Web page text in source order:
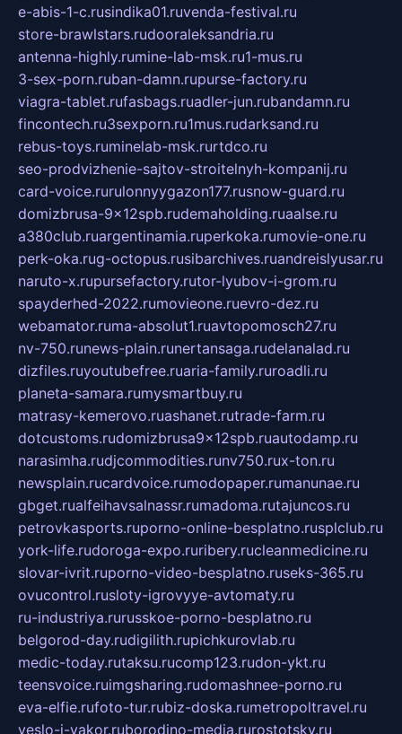
e-abis-1-c.rusindika01.ruvenda-festival.ru
store-brawlstars.rudooraleksandria.ru
antenna-highly.rumine-lab-msk.ru1-mus.ru
3-sex-porn.ruban-damn.rupurse-factory.ru
viagra-tablet.rufasbags.ruadler-jun.rubandamn.ru
fincontech.ru3sexporn.ru1mus.rudarksand.ru
rebus-toys.ruminelab-msk.rurtdco.ru
seo-prodvizhenie-sajtov-stroitelnyh-kompanij.ru
card-voice.rurulonnyygazon177.rusnow-guard.ru
domizbrusa-9x12spb.rudemaholding.ruaalse.ru
a380club.ruargentinamia.ruperkoka.rumovie-one.ru
perk-oka.rug-octopus.rusibarchives.ruandreislyusar.ru
naruto-x.rupursefactory.rutor-lyubov-i-grom.ru
spayderhed-2022.rumovieone.ruevro-dez.ru
webamator.ruma-absolut1.ruavtopomosch27.ru
nv-750.runews-plain.runertansaga.rudelanalad.ru
dizfiles.ruyoutubefree.ruaria-family.ruroadli.ru
planeta-samara.rumysmartbuy.ru
matrasy-kemerovo.ruashanet.rutrade-farm.ru
dotcustoms.rudomizbrusa9x12spb.ruautodamp.ru
narasimha.rudjcommodities.runv750.rux-ton.ru
newsplain.rucardvoice.rumodopaper.rumanunae.ru
gbget.rualfeihavsalnassr.rumadoma.rutajuncos.ru
petrovkasports.ruporno-online-besplatno.rusplclub.ru
york-life.rudoroga-expo.ruribery.rucleanmedicine.ru
slovar-ivrit.ruporno-video-besplatno.ruseks-365.ru
ovucontrol.rusloty-igrovyye-avtomaty.ru
ru-industriya.rurusskoe-porno-besplatno.ru
belgorod-day.rudigilith.rupichkurovlab.ru
medic-today.rutaksu.rucomp123.rudon-ykt.ru
teensvoice.ruimgsharing.rudomashnee-porno.ru
eva-elfie.rufoto-tur.rubiz-doska.rumetropoltravel.ru
veslo-i-yakor.ruborodino-media.rurostotsky.ru